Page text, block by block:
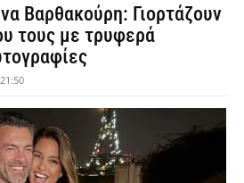
Βαρθακούρη: Γιορτάζουν
τους με τρυφερά